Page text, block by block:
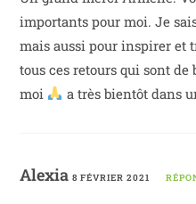
importants pour moi. Je
mais aussi pour inspirer et
tous ces retours qui sont
moi
a très bientôt dans
Alexia8 FÉVRIER 2021